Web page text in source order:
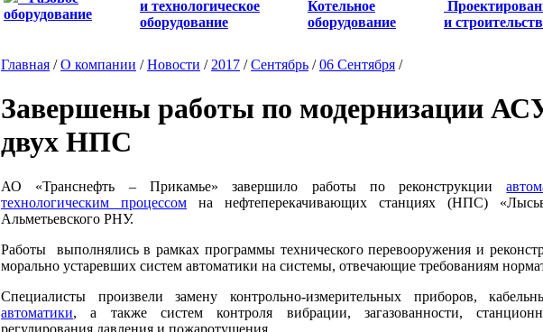
оборудование
и технологическое
оборудование
Котельное
оборудование
и
Главная /О компании /Новости / 2017 /Сентябрь /06 Сентября /
Завершены работы по модернизации
двух НПС
АО «Транснефть – Прикамье» завершило работы по реконструкции
технологическим процессом на нефтеперекачивающих станциях (НПС)
Альметьевского РНУ.
Работы выполнялись в рамках программы технического перевооружения и
морально устаревших систем автоматики на системы, отвечающие требованиям
Специалисты произвели замену контрольно-измерительных приборов,
автоматики, а также систем контроля вибрации, загазованности,
регулирования давления и пожаротушения.